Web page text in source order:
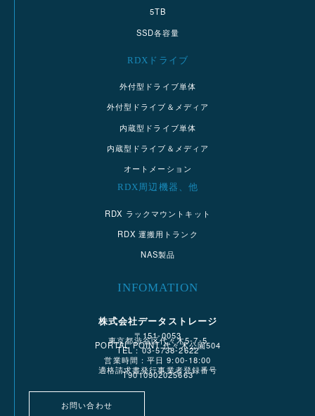
5TB
SSD各容量
RDXドライブ
外付型ドライブ単体
外付型ドライブ＆メディア
内蔵型ドライブ単体
内蔵型ドライブ＆メディア
オートメーション
RDX周辺機器、他
RDX ラックマウントキット
RDX 運搬用トランク
NAS製品
INFOMATION
株式会社データストレージ
〒151-0053
東京都渋谷区代々木5-7-5
PORTAL POINT 代々木公園504
TEL：03-5738-2622
営業時間：平日 9:00-18:00
適格請求書発行事業者登録番号
T9010902025663
お問い合わせ